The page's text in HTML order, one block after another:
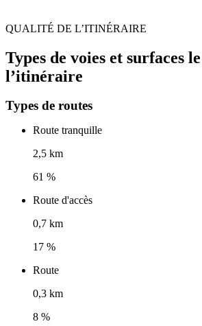
QUALITÉ DE L’ITINÉRAIRE
Types de voies et surfaces
l’itinéraire
Types de routes
Route tranquille
2,5 km
61 %
Route d'accès
0,7 km
17 %
Route
0,3 km
8 %